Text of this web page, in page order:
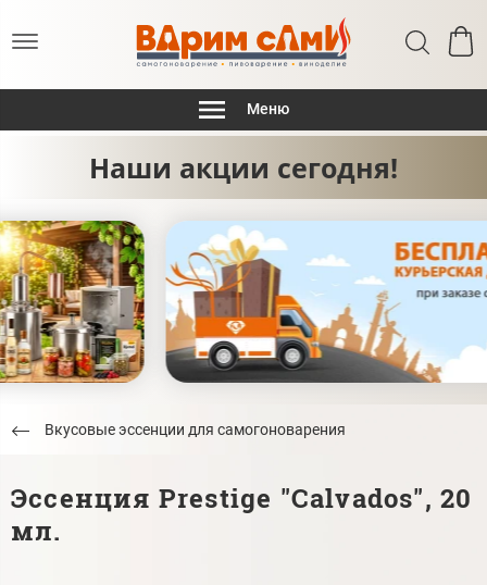
Меню
Наши акции сегодня!
Вкусовые эссенции для самогоноварения
Эссенция Prestige "Calvados", 20
мл.